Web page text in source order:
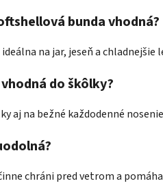
bunda vhodná?
na jar, jeseň a
do škôlky?
aj na bežné každodenné
chráni pred vetrom a